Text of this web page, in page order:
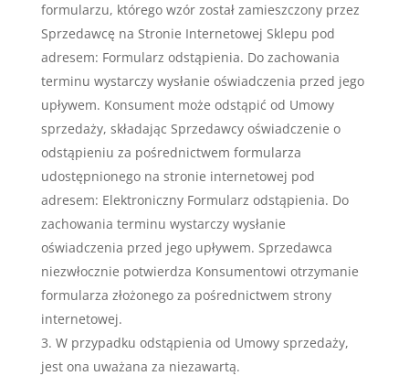
formularzu, którego wzór został zamieszczony przez
Sprzedawcę na Stronie Internetowej Sklepu pod
adresem: Formularz odstąpienia. Do zachowania
terminu wystarczy wysłanie oświadczenia przed jego
upływem. Konsument może odstąpić od Umowy
sprzedaży, składając Sprzedawcy oświadczenie o
odstąpieniu za pośrednictwem formularza
udostępnionego na stronie internetowej pod
adresem: Elektroniczny Formularz odstąpienia. Do
zachowania terminu wystarczy wysłanie
oświadczenia przed jego upływem. Sprzedawca
niezwłocznie potwierdza Konsumentowi otrzymanie
formularza złożonego za pośrednictwem strony
internetowej.
W przypadku odstąpienia od Umowy sprzedaży,
jest ona uważana za niezawartą.